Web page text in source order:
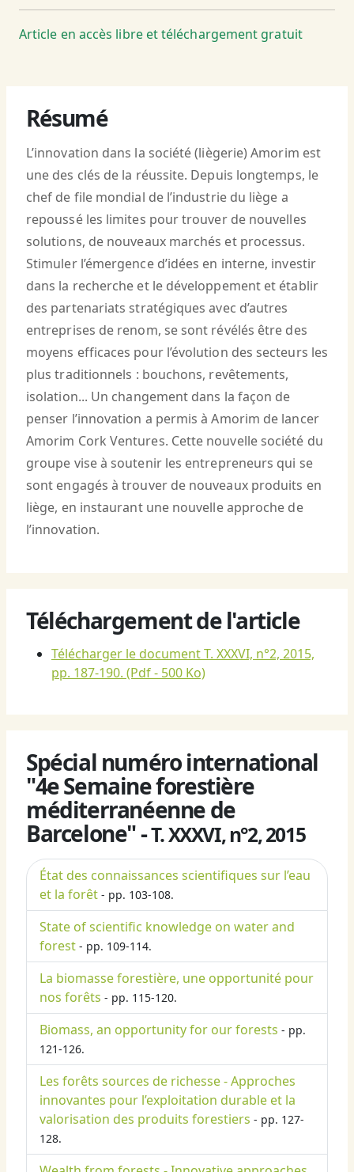
Article en accès libre et téléchargement gratuit
Résumé
L’innovation dans la société (liègerie) Amorim est
une des clés de la réussite. Depuis longtemps, le
chef de file mondial de l’industrie du liège a
repoussé les limites pour trouver de nouvelles
solutions, de nouveaux marchés et processus.
Stimuler l’émergence d’idées en interne, investir
dans la recherche et le développement et établir
des partenariats stratégiques avec d’autres
entreprises de renom, se sont révélés être des
moyens efficaces pour l’évolution des secteurs les
plus traditionnels : bouchons, revêtements,
isolation... Un changement dans la façon de
penser l’innovation a permis à Amorim de lancer
Amorim Cork Ventures. Cette nouvelle société du
groupe vise à soutenir les entrepreneurs qui se
sont engagés à trouver de nouveaux produits en
liège, en instaurant une nouvelle approche de
l’innovation.
Téléchargement de l'article
Télécharger le document T. XXXVI, n°2, 2015,
pp. 187-190. (Pdf - 500 Ko)
Spécial numéro international
"4e Semaine forestière
méditerranéenne de
Barcelone" -T. XXXVI, n°2, 2015
État des connaissances scientifiques sur l’eau
et la forêt - pp. 103-108.
State of scientific knowledge on water and
forest - pp. 109-114.
La biomasse forestière, une opportunité pour
nos forêts - pp. 115-120.
Biomass, an opportunity for our forests - pp.
121-126.
Les forêts sources de richesse - Approches
innovantes pour l’exploitation durable et la
valorisation des produits forestiers - pp. 127-
128.